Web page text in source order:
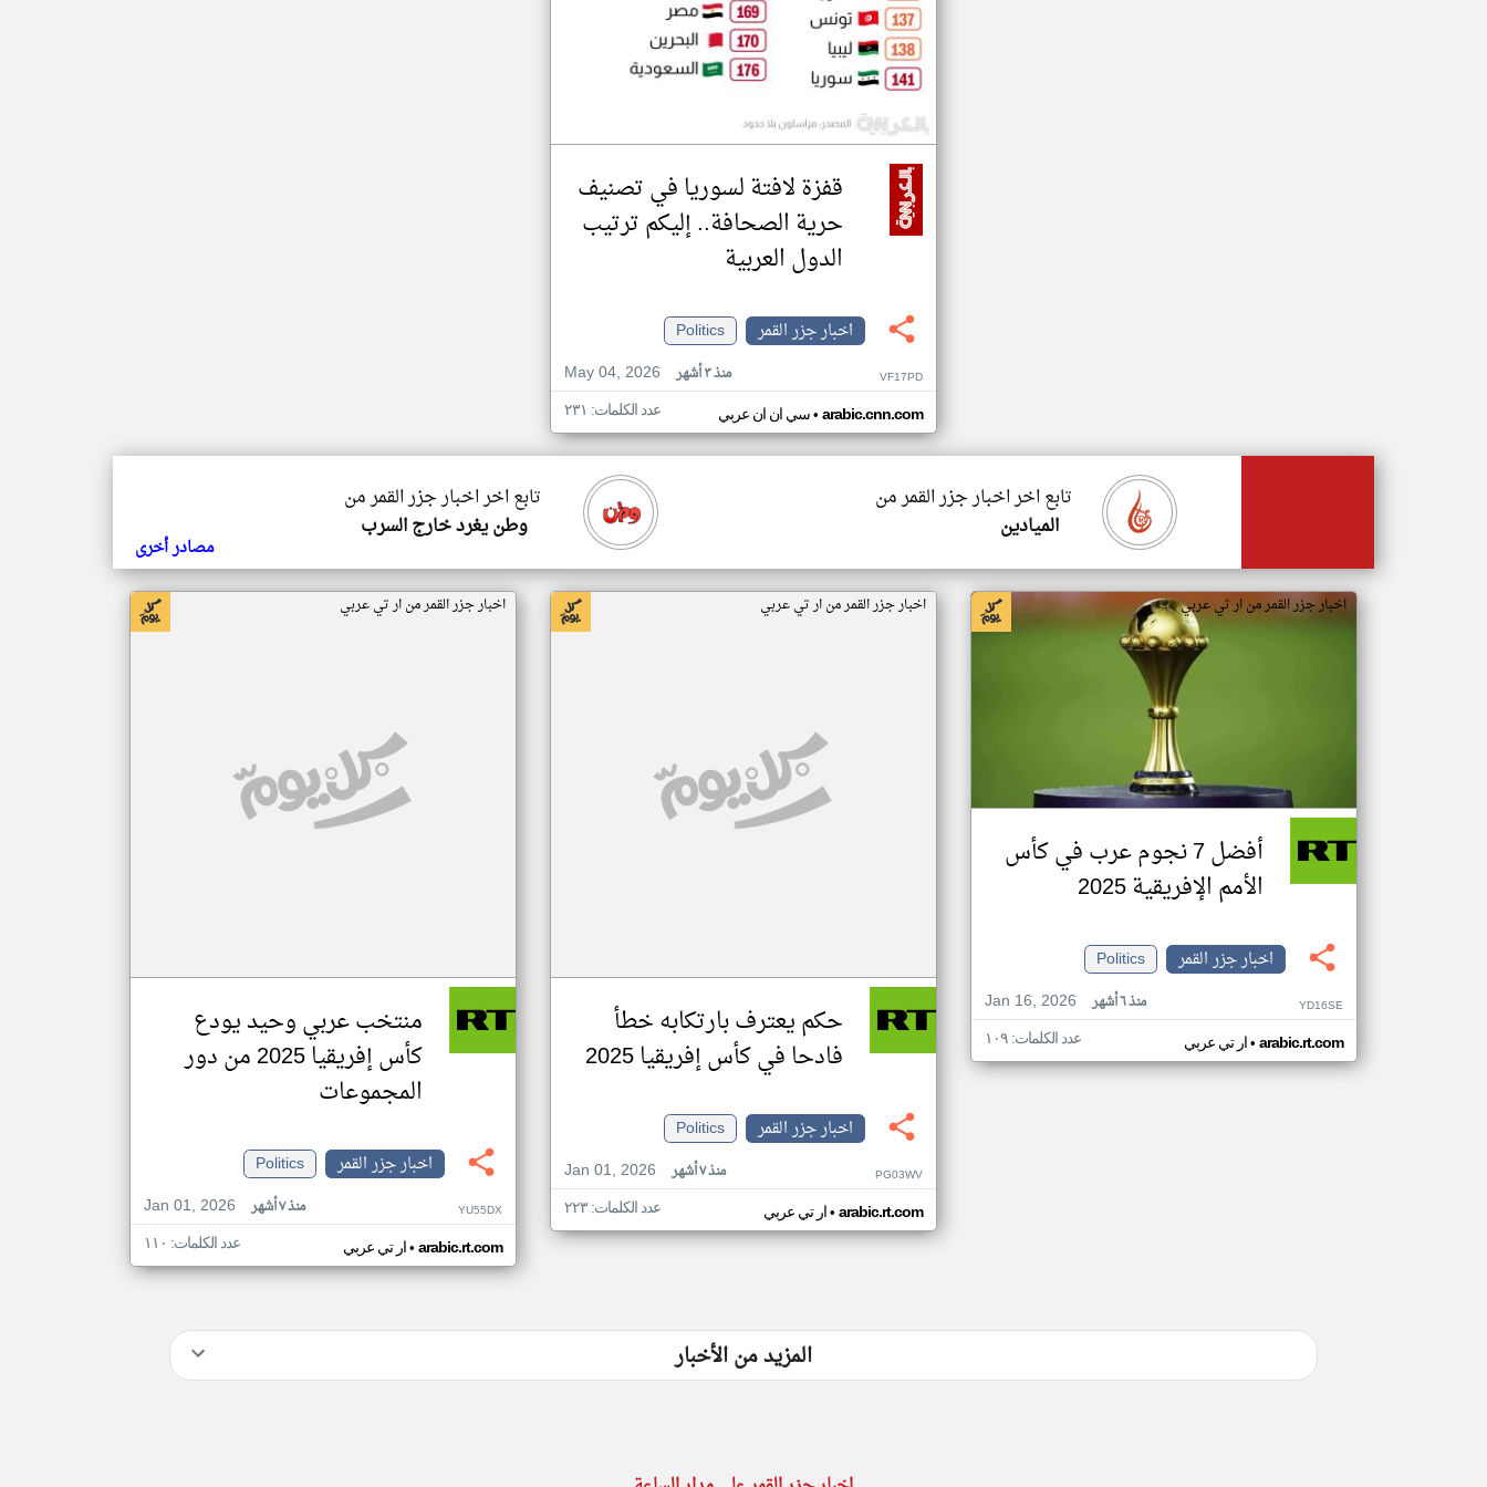
قفزة لافتة لسوريا في تصنيف
حرية الصحافة.. إليكم ترتيب
الدول العربية
اخبار جزر القمر
Politics
May 04, 2026
منذ ٣ أشهر VF17PD
سي ان ان عربي• arabic.cnn.com عدد الكلمات: ٢٣١
تابع اخر اخبار جزر القمر من
وطن يغرد خارج السرب
تابع اخر اخبار جزر القمر من
الميادين
مصادر أخرى
اخبار جزر القمر من ار تي عربي
أفضل 7 نجوم عرب في كأس
الأمم الإفريقية 2025
اخبار جزر القمر
Politics
Jan 16, 2026
منذ ٦ أشهر YD16SE
ار تي عربي• arabic.rt.com عدد الكلمات: ١٠٩
اخبار جزر القمر من ار تي عربي
حكم يعترف بارتكابه خطأ
فادحا في كأس إفريقيا 2025
اخبار جزر القمر
Politics
Jan 01, 2026
منذ ٧ أشهر PG03WV
ار تي عربي• arabic.rt.com عدد الكلمات: ٢٢٣
اخبار جزر القمر من ار تي عربي
منتخب عربي وحيد يودع
كأس إفريقيا 2025 من دور
المجموعات
اخبار جزر القمر
Politics
Jan 01, 2026
منذ ٧ أشهر YU55DX
ار تي عربي• arabic.rt.com عدد الكلمات: ١١٠
المزيد من الأخبار